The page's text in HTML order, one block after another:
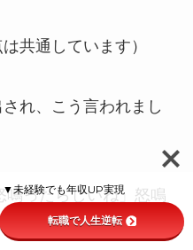
共通しています）
れ、こう言われまし
鳴ったらしいね」怒鳴
とにされてしまった
未経験でも年収UP実現
転職で人生逆転